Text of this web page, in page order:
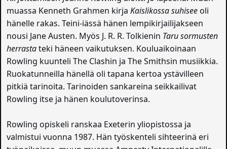
muassa Kenneth Grahmen kirjaKaislikossa suhiseeoli
hänelle rakas. Teini-iässä hänen lempikirjailijakseen
nousi Jane Austen. Myös J. R. R. Tolkienin Taru sormusten
herrastateki häneen vaikutuksen. Kouluaikoinaan
Rowling kuunteli The Clashin ja The Smithsin musiikkia.
Ruokatunneilla hänellä oli tapana kertoa ystävilleen
pitkiä tarinoita. Tarinoiden sankareina seikkailivat
Rowling itse ja hänen koulutoverinsa.
Rowling opiskeli ranskaa Exeterin yliopistossa ja
valmistui vuonna 1987. Hän työskenteli sihteerinä eri